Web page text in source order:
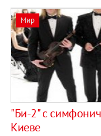
Мир
"Би-2" с
Киеве